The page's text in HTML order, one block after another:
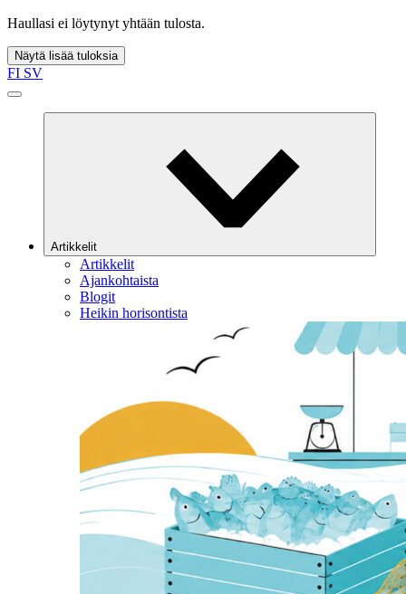
Haullasi ei löytynyt yhtään tulosta.
Näytä lisää tuloksia
FI SV
Artikkelit
Artikkelit
Ajankohtaista
Blogit
Heikin horisontista